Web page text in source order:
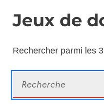
Jeux de
Rechercher parmi les